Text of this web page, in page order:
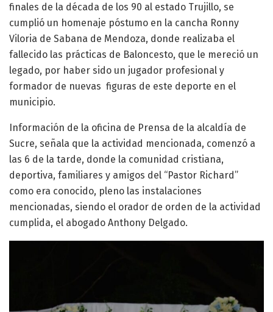
finales de la década de los 90 al estado Trujillo, se
cumplió un homenaje póstumo en la cancha Ronny
Viloria de Sabana de Mendoza, donde realizaba el
fallecido las prácticas de Baloncesto, que le mereció un
legado, por haber sido un jugador profesional y
formador de nuevas figuras de este deporte en el
municipio.
Información de la oficina de Prensa de la alcaldía de
Sucre, señala que la actividad mencionada, comenzó a
las 6 de la tarde, donde la comunidad cristiana,
deportiva, familiares y amigos del “Pastor Richard”
como era conocido, pleno las instalaciones
mencionadas, siendo el orador de orden de la actividad
cumplida, el abogado Anthony Delgado.